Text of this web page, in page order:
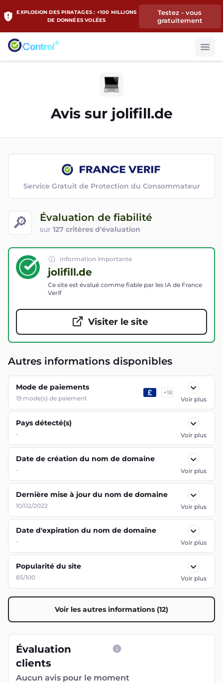
EXPLOSION DES PIRATAGES : +100 MILLIONS
DE DONNÉES VOLÉES
Testez - vous
gratuitement
Avis sur jolifill.de
🔎 Évaluation de fiabilité
sur 127 critères d'évaluation
Service Gratuit de Protection du Consommateur
Information importante
jolifill.de
Ce site est évalué comme fiable par les IA de France
Verif
Visiter le site
Autres informations disponibles
Mode de paiements
19 mode(s) de paiement
+18
Voir plus
Pays détecté(s)
- Voir plus
Date de création du nom de domaine
- Voir plus
Dernière mise à jour du nom de domaine
10/02/2022 Voir plus
Date d'expiration du nom de domaine
- Voir plus
Popularité du site
85/100 Voir plus
Voir les autres informations (12)
Évaluation
clients
Aucun avis pour le moment